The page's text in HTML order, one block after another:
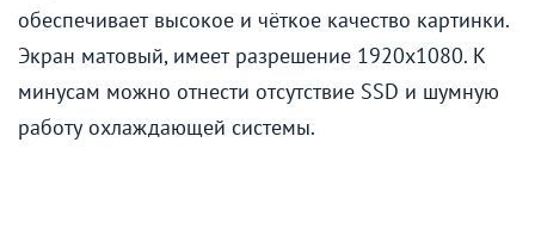
обеспечивает высокое и чёткое качество картинки.
Экран матовый, имеет разрешение 1920х1080. К
минусам можно отнести отсутствие SSD и шумную
работу охлаждающей системы.